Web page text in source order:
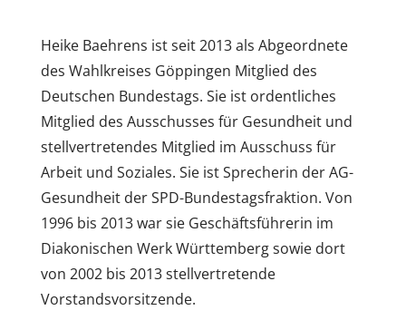
Heike Baehrens ist seit 2013 als Abgeordnete
des Wahlkreises Göppingen Mitglied des
Deutschen Bundestags. Sie ist ordentliches
Mitglied des Ausschusses für Gesundheit und
stellvertretendes Mitglied im Ausschuss für
Arbeit und Soziales. Sie ist Sprecherin der AG-
Gesundheit der SPD-Bundestagsfraktion. Von
1996 bis 2013 war sie Geschäftsführerin im
Diakonischen Werk Württemberg sowie dort
von 2002 bis 2013 stellvertretende
Vorstandsvorsitzende.